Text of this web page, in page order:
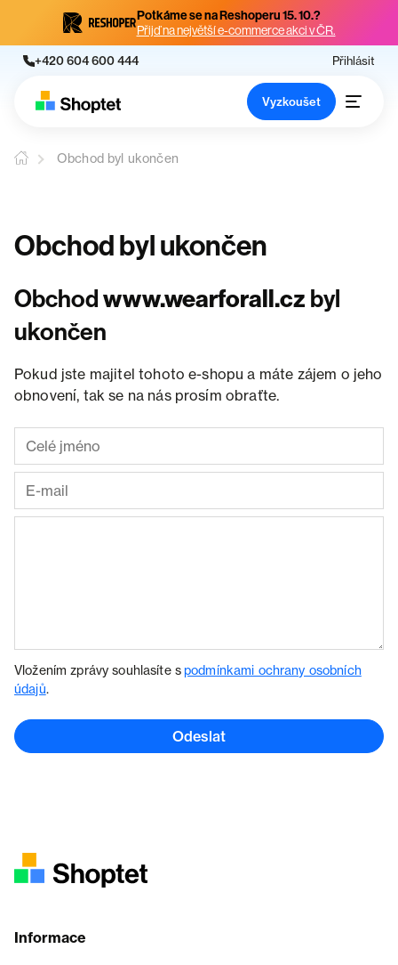
Potkáme se na Reshoperu 15. 10.?
Přijď na největší e-commerce akci v ČR.
+420 604 600 444 Přihlásit
Vyzkoušet
Obchod byl ukončen
Obchod byl ukončen
Obchodwww.wearforall.cz byl
ukončen
Pokud jste majitel tohoto e-shopu a máte zájem o jeho
obnovení, tak se na nás prosím obraťte.
Vložením zprávy souhlasíte spodmínkami ochrany osobních
údajů.
Odeslat
Informace